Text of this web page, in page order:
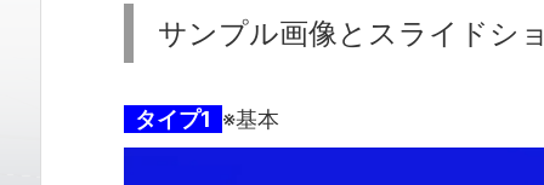
サンプル画像とスライドシ
タイプ1 ※基本